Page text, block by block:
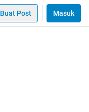
Buat Post Masuk